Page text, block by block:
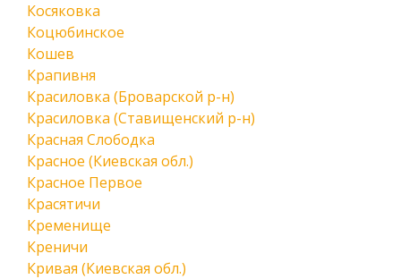
Косяковка
Коцюбинское
Кошев
Крапивня
Красиловка (Броварской р-н)
Красиловка (Ставищенский р-н)
Красная Слободка
Красное (Киевская обл.)
Красное Первое
Красятичи
Кременище
Креничи
Кривая (Киевская обл.)